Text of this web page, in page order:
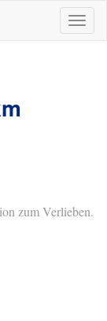
ein-/
zum Verlieben.